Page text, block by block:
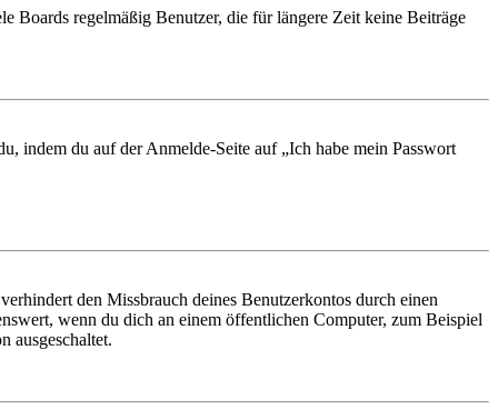
Boards regelmäßig Benutzer, die für längere Zeit keine Beiträge
indem du auf der Anmelde-Seite auf „Ich habe mein Passwort
den Missbrauch deines Benutzerkontos durch einen
wenn du dich an einem öffentlichen Computer, zum Beispiel
ausgeschaltet.